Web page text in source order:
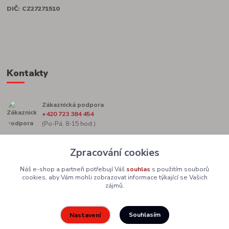
DIČ: CZ27271510
Kontakty
Zákaznická podpora
+420 723 384 454
(Po-Pá, 8-15 hod.)
Upravit sběr cookies.
Zpracování cookies
Náš e-shop a partneři potřebují Váš souhlas s použitím souborů
cookies, aby Vám mohli zobrazovat informace týkající se Vašich
zájmů.
Nastavení Souhlasím